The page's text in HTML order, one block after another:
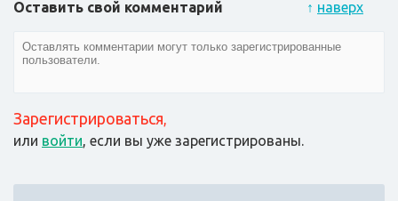
↑ наверх
Оставить свой комментарий
Зарегистрироваться,
или войти, если вы уже зарегистрированы.